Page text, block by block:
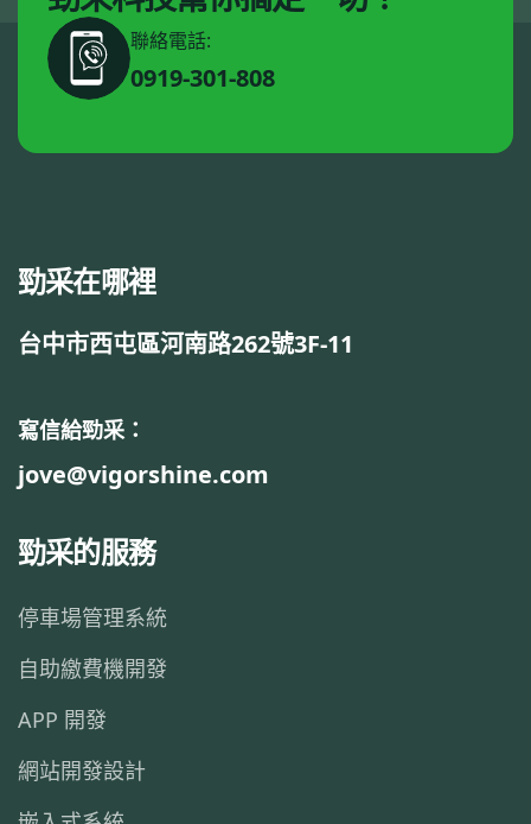
聯絡電話:
0919-301-808
勁采在哪裡
台中市西屯區河南路262號3F-11
寫信給勁采：
jove@vigorshine.com
勁采的服務
停車場管理系統
自助繳費機開發
APP 開發
網站開發設計